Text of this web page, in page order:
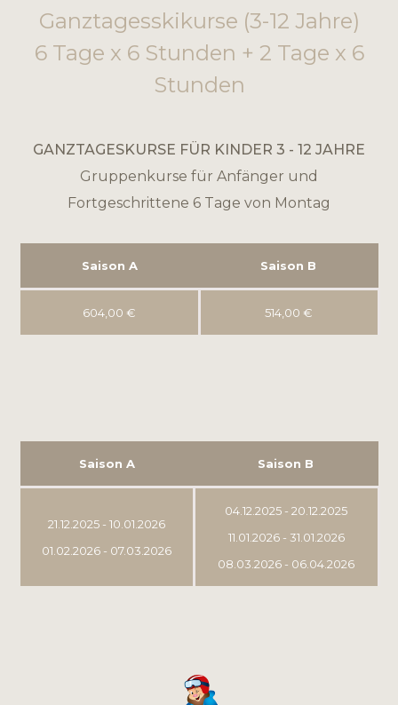
Ganztagesskikurse (3-12 Jahre)
6 Tage x 6 Stunden + 2 Tage x 6
Stunden
GANZTAGESKURSE FÜR KINDER 3 - 12 JAHRE
Gruppenkurse für Anfänger und
Fortgeschrittene 6 Tage von Montag
Saison A Saison B
604,00 € 514,00 €
Saison A Saison B
21.12.2025 - 10.01.2026
01.02.2026 - 07.03.2026
04.12.2025 - 20.12.2025
11.01.2026 - 31.01.2026
08.03.2026 - 06.04.2026